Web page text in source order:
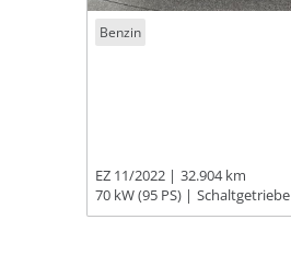
Benzin
EZ 11/2022
32.904 km
70 kW (95 PS)
Schaltgetriebe